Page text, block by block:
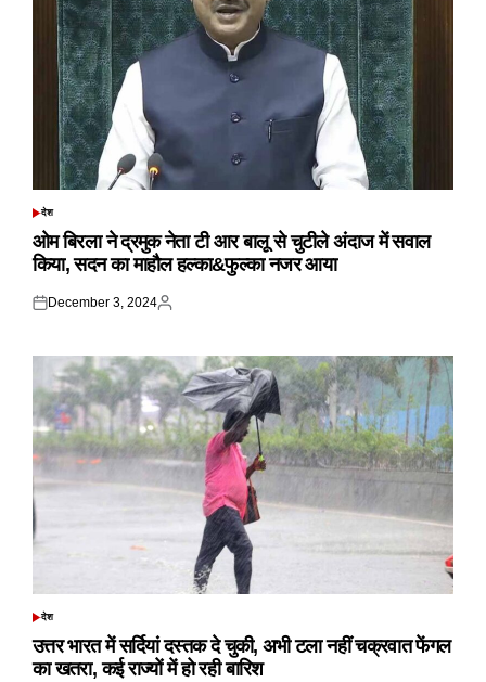
POSTED
देश
ओम बिरला ने द्रमुक नेता टी आर बालू से चुटीले अंदाज में सवाल
किया, सदन का माहौल हल्का&फुल्का नजर आया
Posted
December 3, 2024
Posted
POSTED
देश
उत्तर भारत में सर्दियां दस्तक दे चुकी, अभी टला नहीं चक्रवात फेंगल
का खतरा, कई राज्यों में हो रही बारिश